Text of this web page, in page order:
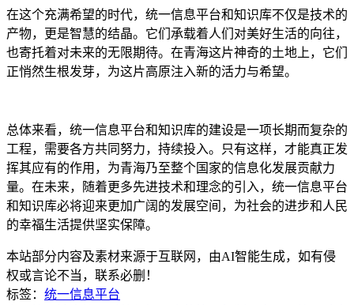
在这个充满希望的时代，统一信息平台和知识库不仅是技术的
产物，更是智慧的结晶。它们承载着人们对美好生活的向往，
也寄托着对未来的无限期待。在青海这片神奇的土地上，它们
正悄然生根发芽，为这片高原注入新的活力与希望。
总体来看，统一信息平台和知识库的建设是一项长期而复杂的
工程，需要各方共同努力，持续投入。只有这样，才能真正发
挥其应有的作用，为青海乃至整个国家的信息化发展贡献力
量。在未来，随着更多先进技术和理念的引入，统一信息平台
和知识库必将迎来更加广阔的发展空间，为社会的进步和人民
的幸福生活提供坚实保障。
本站部分内容及素材来源于互联网，由AI智能生成，如有侵
权或言论不当，联系必删！
标签： 统一信息平台